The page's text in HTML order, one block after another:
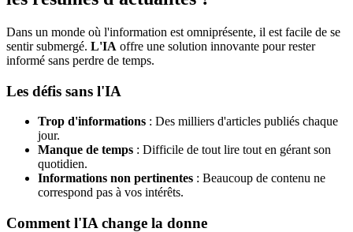
Dans un monde où l'information est omniprésente, il est facile de se
sentir submergé. L'IA offre une solution innovante pour rester
informé sans perdre de temps.
Les défis sans l'IA
Trop d'informations : Des milliers d'articles publiés chaque
jour.
Manque de temps : Difficile de tout lire tout en gérant son
quotidien.
Informations non pertinentes : Beaucoup de contenu ne
correspond pas à vos intérêts.
Comment l'IA change la donne